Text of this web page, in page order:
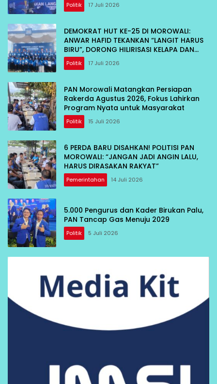
Politik 17 Juli 2026
DEMOKRAT HUT KE-25 DI MOROWALI:
ANWAR HAFID TEKANKAN “LANGIT HARUS
BIRU”, DORONG HILIRISASI KELAPA DAN
TEKAN INFLASI IKAN
Politik 17 Juli 2026
PAN Morowali Matangkan Persiapan
Rakerda Agustus 2026, Fokus Lahirkan
Program Nyata untuk Masyarakat
Politik 15 Juli 2026
6 PERDA BARU DISAHKAN! POLITISI PAN
MOROWALI: “JANGAN JADI ANGIN LALU,
HARUS DIRASAKAN RAKYAT”
Pemerintahan 14 Juli 2026
5.000 Pengurus dan Kader Birukan Palu,
PAN Tancap Gas Menuju 2029
Politik 5 Juli 2026